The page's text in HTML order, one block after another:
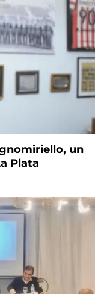
un
Plata